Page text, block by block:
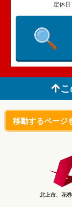
定休
北上市、花